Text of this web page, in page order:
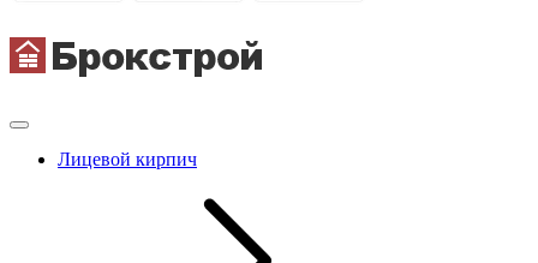
Лицевой кирпич